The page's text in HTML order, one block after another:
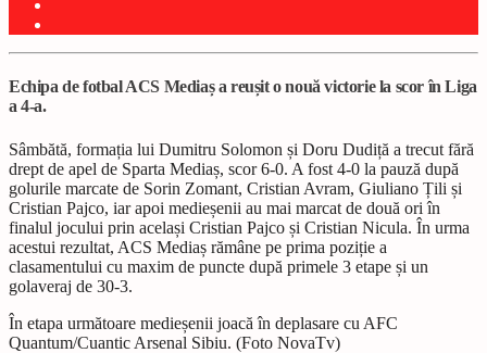
Echipa de fotbal ACS Mediaș a reușit o nouă victorie la scor în Liga
a 4-a.
Sâmbătă, formația lui Dumitru Solomon și Doru Dudiță a trecut fără
drept de apel de Sparta Mediaș, scor 6-0. A fost 4-0 la pauză după
golurile marcate de Sorin Zomant, Cristian Avram, Giuliano Țili și
Cristian Pajco, iar apoi medieșenii au mai marcat de două ori în
finalul jocului prin același Cristian Pajco și Cristian Nicula. În urma
acestui rezultat, ACS Mediaș rămâne pe prima poziție a
clasamentului cu maxim de puncte după primele 3 etape și un
golaveraj de 30-3.
În etapa următoare medieșenii joacă în deplasare cu AFC
Quantum/Cuantic Arsenal Sibiu. (Foto NovaTv)